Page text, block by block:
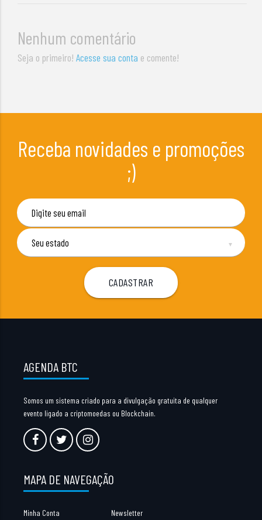
Nenhum comentário
Seja o primeiro!Acesse sua conta e comente!
Receba novidades e promoções
;)
▼
AGENDA BTC
Somos um sistema criado para a divulgação gratuita de qualquer
evento ligado a criptomoedas ou Blockchain.
MAPA DE NAVEGAÇÃO
Minha Conta Newsletter